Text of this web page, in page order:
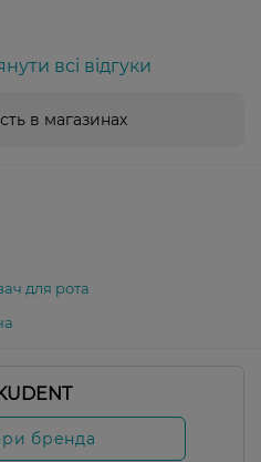
всі відгуки
в магазинах
для рота
бренда